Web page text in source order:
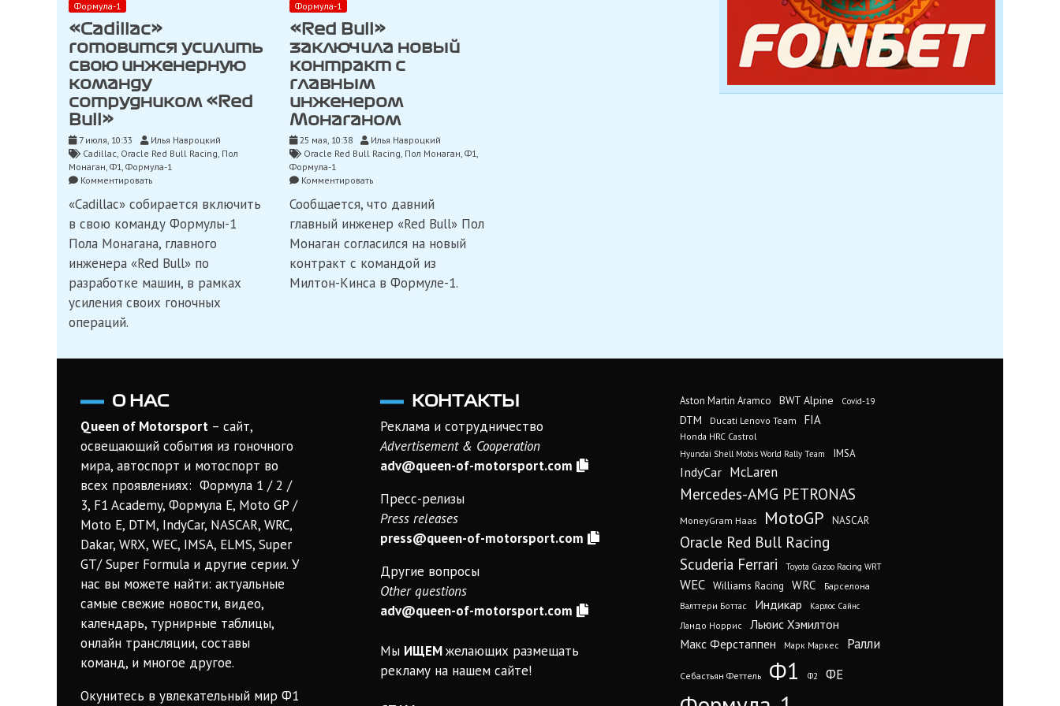
Формула-1
«Cadillac»
готовится усилить
свою инженерную
команду
сотрудником «Red
Bull»
7 июля, 10:33
Илья Навроцкий
Cadillac, Oracle Red Bull Racing, Пол
Монаган, Ф1, Формула-1
Комментироватьon
готовится
усилить
свою
инженерную
команду
«Red
Bull»
«Cadillac» собирается включить
в свою команду Формулы-1
Пола Монагана, главного
инженера «Red Bull» по
разработке машин, в рамках
усиления своих гоночных
операций.
Формула-1
«Red Bull»
заключила новый
контракт с
главным
инженером
Монаганом
25 мая, 10:38
Илья Навроцкий
Oracle Red Bull Racing, Пол Монаган, Ф1,
Формула-1
Комментироватьon
Bull»
заключила
новый
контракт
с
главным
инженером
Сообщается, что давний
главный инженер «Red Bull» Пол
Монаган согласился на новый
контракт с командой из
Милтон-Кинса в Формуле-1.
О НАС
Queen of Motorsport – сайт,
освещающий события из гоночного
мира, автоспорт и мотоспорт во
всех проявлениях: Формула 1 / 2 /
3, F1 Academy, Формула Е, Moto GP /
Moto E, DTM, IndyCar, NASCAR, WRC,
Dakar, WRX, WEC, IMSA, ELMS, Super
GT/ Super Formula и другие серии. У
нас вы можете найти: актуальные
самые свежие новости, видео,
календарь, турнирные таблицы,
онлайн трансляции, составы
команд, и многое другое.
Окунитесь в увлекательный мир Ф1
КОНТАКТЫ
Реклама и сотрудничество
Advertisement & Cooperation
adv@queen-of-motorsport.com
Пресс-релизы
Press releases
press@queen-of-motorsport.com
Другие вопросы
Other questions
adv@queen-of-motorsport.com
Мы ИЩЕМжелающих размещать
рекламу на нашем сайте!
Aston Martin Aramco BWT Alpine Covid-19
DTM Ducati Lenovo Team FIA
Honda HRC Castrol
Hyundai Shell Mobis World Rally Team IMSA
IndyCar McLaren
Mercedes-AMG PETRONAS
MoneyGram Haas MotoGP NASCAR
Oracle Red Bull Racing
Scuderia Ferrari Toyota Gazoo Racing WRT
WEC Williams Racing WRC
Барселона
Валттери Боттас
Индикар Карлос Сайнс
Ландо Норрис
Льюис Хэмилтон
Макс Ферстаппен
Марк Маркес Ралли
Себастьян Феттель Ф1 Ф2 ФЕ